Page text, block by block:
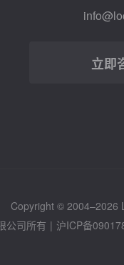
立即
Copyright © 2004–2026
公司所有 | 沪ICP备